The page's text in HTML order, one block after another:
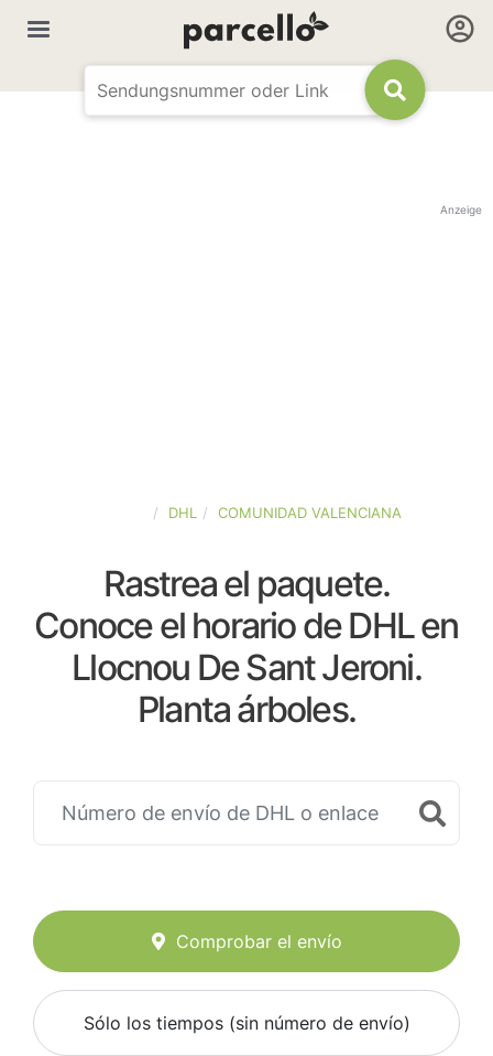
Anzeige
DHL COMUNIDAD VALENCIANA
Rastrea el paquete.
Conoce el horario de DHL en
Llocnou De Sant Jeroni.
Planta árboles.
Comprobar el envío
Sólo los tiempos (sin número de envío)